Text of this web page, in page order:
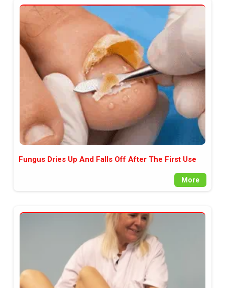
Fungus Dries Up And Falls Off After The First Use
More